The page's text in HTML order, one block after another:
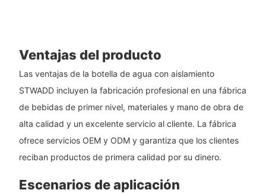
Ventajas del producto
Las ventajas de la botella de agua con aislamiento
STWADD incluyen la fabricación profesional en una fábrica
de bebidas de primer nivel, materiales y mano de obra de
alta calidad y un excelente servicio al cliente. La fábrica
ofrece servicios OEM y ODM y garantiza que los clientes
reciban productos de primera calidad por su dinero.
Escenarios de aplicación